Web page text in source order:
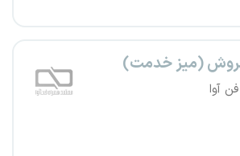
(میز خدمت)
آوا